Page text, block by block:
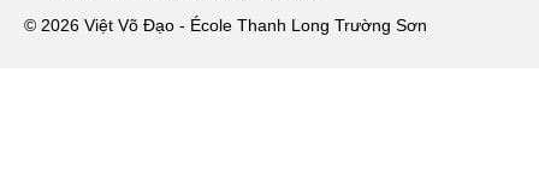
© 2026 Việt Võ Đạo - École Thanh Long Trường Sơn